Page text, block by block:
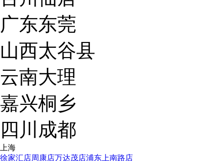
广东东莞
山西太谷县
云南大理
嘉兴桐乡
四川成都
上海
徐家汇店周康店万达茂店浦东上南路店